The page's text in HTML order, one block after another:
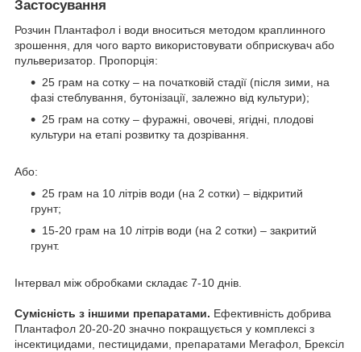
Застосування
Розчин Плантафол і води вноситься методом краплинного
зрошення, для чого варто використовувати обприскувач або
пульверизатор. Пропорція:
25 грам на сотку – на початковій стадії (після зими, на
фазі стеблування, бутонізації, залежно від культури);
25 грам на сотку – фуражні, овочеві, ягідні, плодові
культури на етапі розвитку та дозрівання.
Або:
25 грам на 10 літрів води (на 2 сотки) – відкритий
грунт;
15-20 грам на 10 літрів води (на 2 сотки) – закритий
грунт.
Інтервал між обробками складає 7-10 днів.
Сумісність з іншими препаратами. Ефективність добрива
Плантафол 20-20-20 значно покращується у комплексі з
інсектицидами, пестицидами, препаратами Мегафол, Брексіл